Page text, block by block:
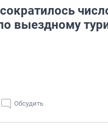
выездному
Обсудить